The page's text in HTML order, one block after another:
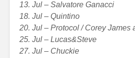
13. Jul – Salvatore Ganacci
18. Jul – Quintino
20. Jul – Protocol / Corey James
25. Jul – Lucas&Steve
27. Jul – Chuckie